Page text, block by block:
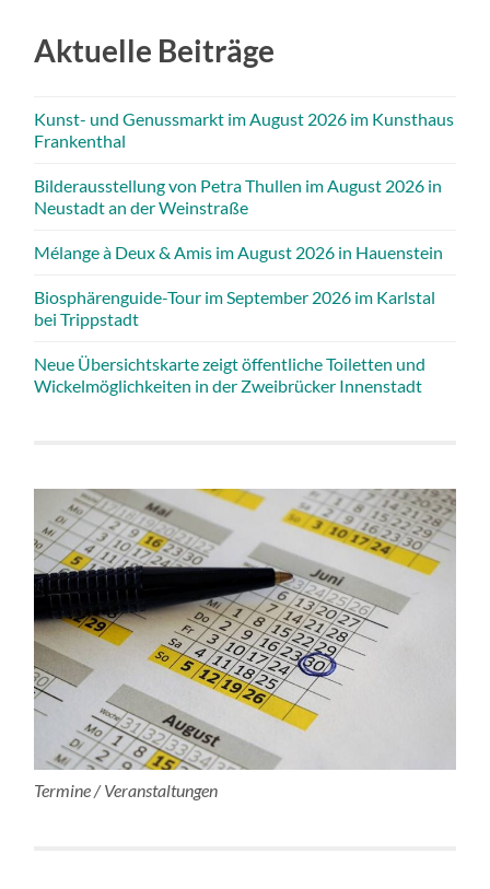
Aktuelle Beiträge
Kunst- und Genussmarkt im August 2026 im Kunsthaus
Frankenthal
Bilderausstellung von Petra Thullen im August 2026 in
Neustadt an der Weinstraße
Mélange à Deux & Amis im August 2026 in Hauenstein
Biosphärenguide-Tour im September 2026 im Karlstal
bei Trippstadt
Neue Übersichtskarte zeigt öffentliche Toiletten und
Wickelmöglichkeiten in der Zweibrücker Innenstadt
Termine / Veranstaltungen